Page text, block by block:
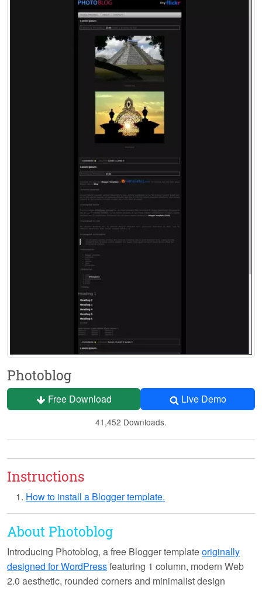
Photoblog
Free Download Live Demo
41,452 Downloads.
Instructions
How to install a Blogger template.
About Photoblog
Introducing Photoblog, a free Blogger templateoriginally
designed for WordPressfeaturing 1 column, modern Web
2.0 aesthetic, rounded corners and minimalist design